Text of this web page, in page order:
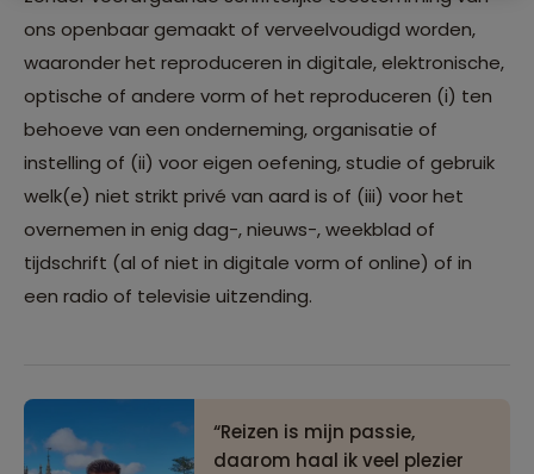
Reizen is mijn passie,
daarom haal ik veel plezier
ons openbaar gemaakt of verveelvoudigd worden,
waaronder het reproduceren in digitale, elektronische,
optische of andere vorm of het reproduceren (i) ten
behoeve van een onderneming, organisatie of
instelling of (ii) voor eigen oefening, studie of gebruik
welk(e) niet strikt privé van aard is of (iii) voor het
overnemen in enig dag-, nieuws-, weekblad of
tijdschrift (al of niet in digitale vorm of online) of in
een radio of televisie uitzending.